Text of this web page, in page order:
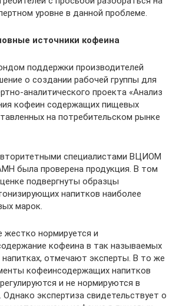
уровне в данной проблеме.
источники кофеина
поддержки производителей
о создании рабочей группы для
аналитического проекта «Анализ
кофеин содержащих пищевых
на потребительском рынке
специалистами ВЦИОМ
была проверена продукция. В том
подвергнуты образцы
напитков наиболее
марок.
жестко нормируется и
кофеина в так называемых
напитках, отмечают эксперты. В то же
кофеинсодержащих напитков
и не нормируются в
экспертиза свидетельствует о